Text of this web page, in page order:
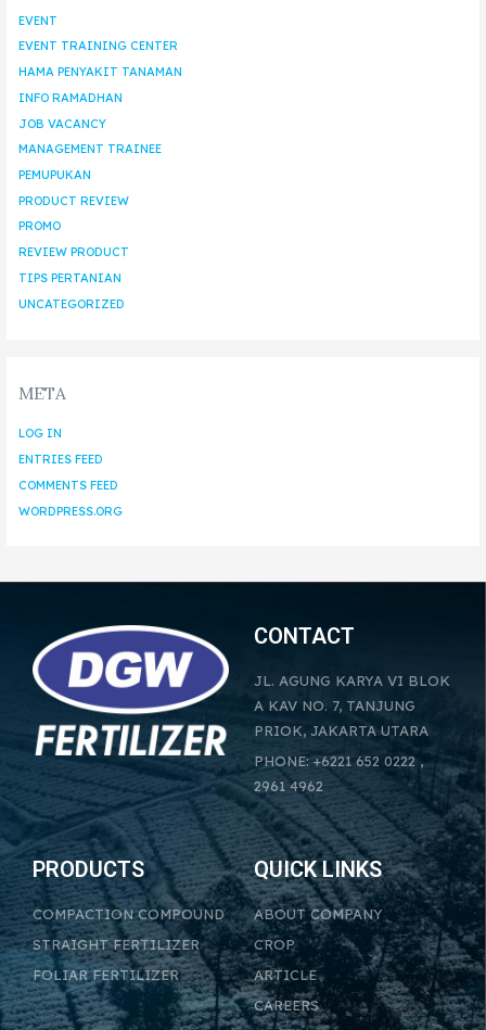
EVENT
EVENT TRAINING CENTER
HAMA PENYAKIT TANAMAN
INFO RAMADHAN
JOB VACANCY
MANAGEMENT TRAINEE
PEMUPUKAN
PRODUCT REVIEW
PROMO
REVIEW PRODUCT
TIPS PERTANIAN
UNCATEGORIZED
META
LOG IN
ENTRIES FEED
COMMENTS FEED
WORDPRESS.ORG
CONTACT
JL. AGUNG KARYA VI BLOK
A KAV NO. 7, TANJUNG
PRIOK, JAKARTA UTARA
PHONE: +6221 652 0222 ,
2961 4962
PRODUCTS
COMPACTION COMPOUND
STRAIGHT FERTILIZER
FOLIAR FERTILIZER
QUICK LINKS
ABOUT COMPANY
CROP
ARTICLE
CAREERS